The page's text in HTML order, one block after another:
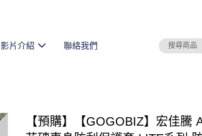
影片介紹 聯絡我們
【預購】【GOGOBIZ】宏佳騰